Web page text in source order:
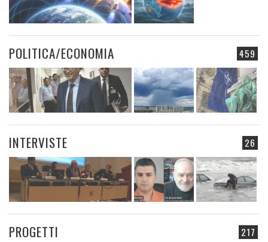
459
POLITICA/ECONOMIA
26
INTERVISTE
217
PROGETTI